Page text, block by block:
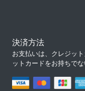
決済方法
お支払いは、クレジッ
ットカードをお持ちで